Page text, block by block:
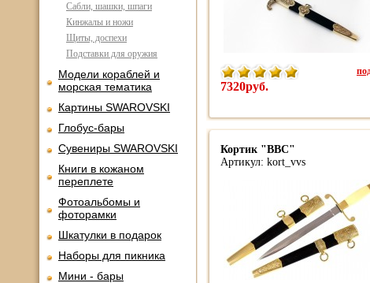
Сабли, шашки, шпаги
Кинжалы и ножи
Щиты, доспехи
Подставки для оружия
Модели кораблей и
морская тематика
Картины SWAROVSKI
Глобус-бары
Сувениры SWAROVSKI
Книги в кожаном
переплете
Фотоальбомы и
фоторамки
Шкатулки в подарок
Наборы для пикника
Мини - бары
7320руб.
Кортик "ВВС"
Артикул: kort_vvs